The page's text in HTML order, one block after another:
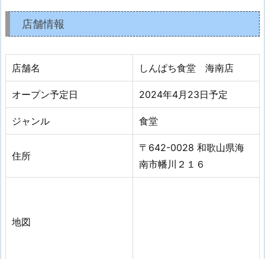
店舗情報
店舗名 しんぱち食堂 海南店
オープン予定日 2024年4月23日予定
ジャンル 食堂
住所
〒642-0028 和歌山県海
南市幡川２１６
地図